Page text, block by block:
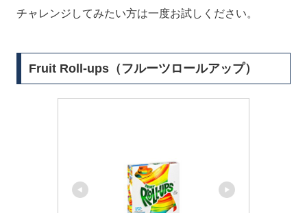
チャレンジしてみたい方は一度お試しください。
Fruit Roll-ups（フルーツロールアップ）